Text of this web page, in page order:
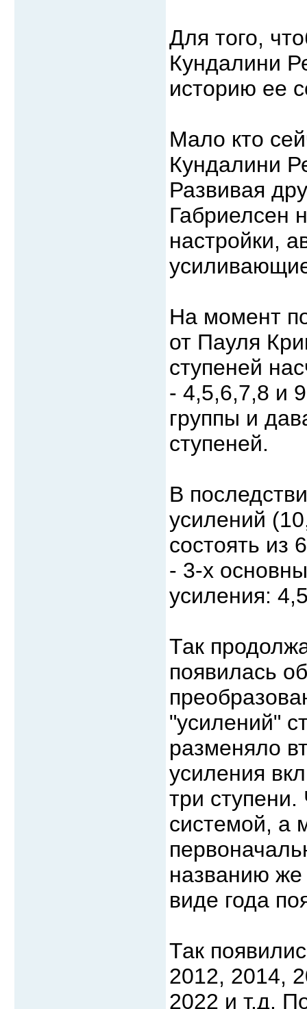
Для того,
Кундалини
историю ее
Мало кто
Кундалини
Развивая
Габриелсен
настройки,
На момент
от Пауля
ступеней
- 4,5,6,7,8 и
группы и
ступеней.
В
усилений
состоять из
- 3-х
усиления:
Так
появилась
"усилений"
разменяло
усиления
три
системой, а
названию
виде года
Так
2012, 2014,
2022 и т.д.